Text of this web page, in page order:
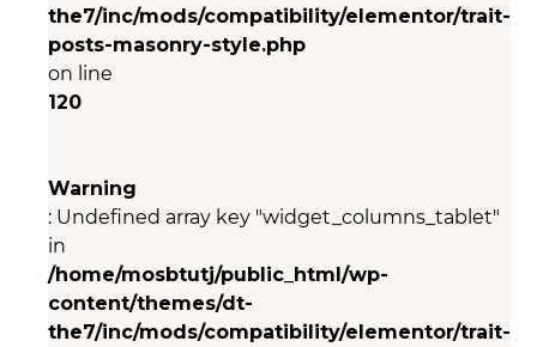
the7/inc/mods/compatibility/elementor/trait-
posts-masonry-style.php
on line
120
Warning
: Undefined array key "widget_columns_tablet"
in
/home/mosbtutj/public_html/wp-
content/themes/dt-
the7/inc/mods/compatibility/elementor/trait-